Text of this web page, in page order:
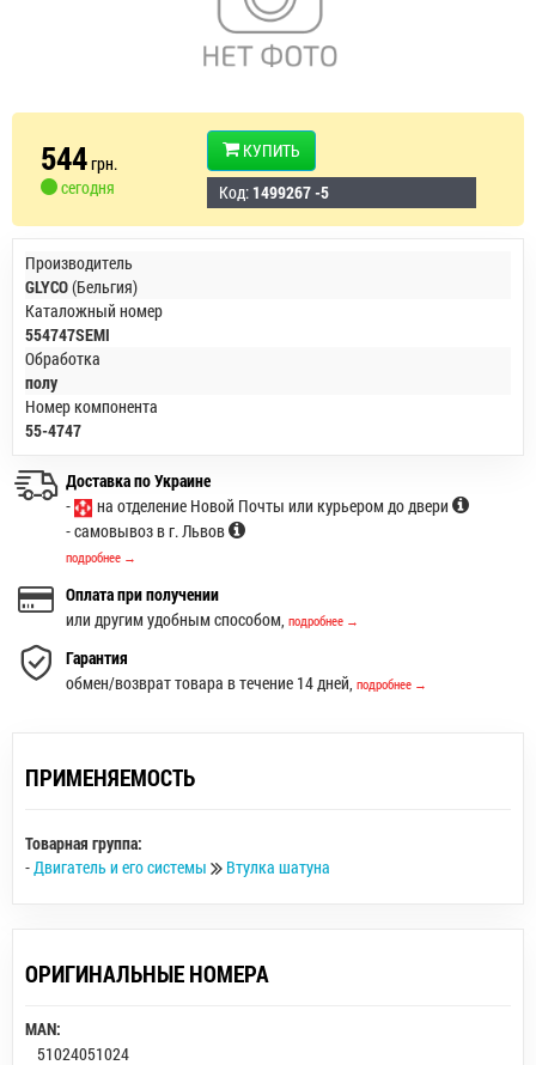
544грн.
сегодня
КУПИТЬ
Код: 1499267 -5
Производитель
GLYCO(Бельгия)
Каталожный номер
554747SEMI
Обработка
полу
Номер компонента
55-4747
Доставка по Украине
-
на отделение Новой Почты или курьером до двери
- самовывоз в г. Львов
подробнее →
Оплата при получении
или другим удобным способом, подробнее →
Гарантия
обмен/возврат товара в течение 14 дней, подробнее →
ПРИМЕНЯЕМОСТЬ
Товарная группа:
-Двигатель и его системы Втулка шатуна
ОРИГИНАЛЬНЫЕ НОМЕРА
MAN:
51024051024